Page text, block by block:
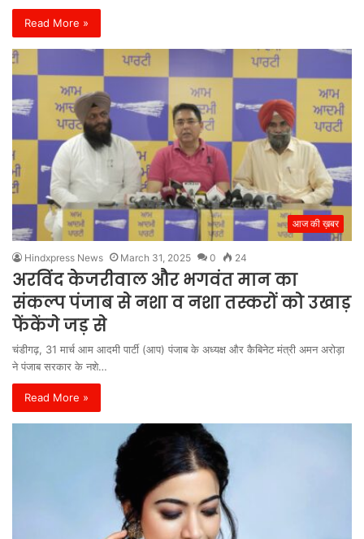
Read More »
आज की ख़बर
Hindxpress News March 31, 2025 0 24
अरविंद केजरीवाल और भगवंत मान का
संकल्प पंजाब से नशा व नशा तस्करों को उखाड़
फेंकेंगे जड़ से
चंडीगढ़, 31 मार्च आम आदमी पार्टी (आप) पंजाब के अध्यक्ष और कैबिनेट मंत्री अमन अरोड़ा
ने पंजाब सरकार के नशे…
Read More »